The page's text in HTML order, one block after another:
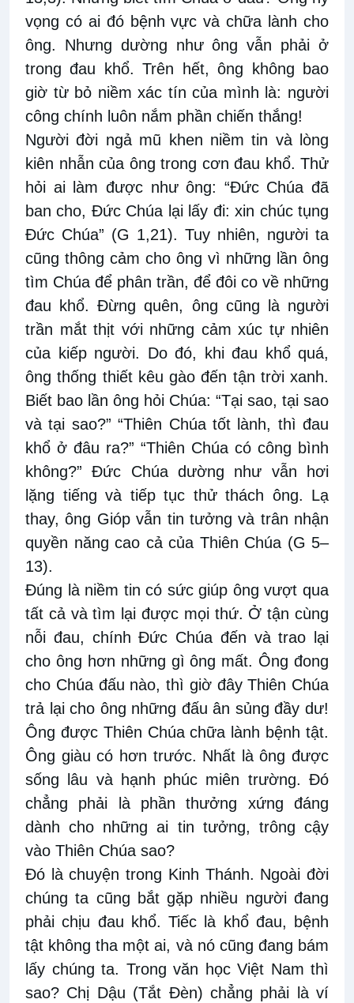
vọng có ai đó bệnh vực và chữa lành cho
ông. Nhưng dường như ông vẫn phải ở
trong đau khổ. Trên hết, ông không bao
giờ từ bỏ niềm xác tín của mình là: người
công chính luôn nắm phần chiến thắng!
Người đời ngả mũ khen niềm tin và lòng
kiên nhẫn của ông trong cơn đau khổ. Thử
hỏi ai làm được như ông: “Đức Chúa đã
ban cho, Đức Chúa lại lấy đi: xin chúc tụng
Đức Chúa” (G 1,21). Tuy nhiên, người ta
cũng thông cảm cho ông vì những lần ông
tìm Chúa để phân trần, để đôi co về những
đau khổ. Đừng quên, ông cũng là người
trần mắt thịt với những cảm xúc tự nhiên
của kiếp người. Do đó, khi đau khổ quá,
ông thống thiết kêu gào đến tận trời xanh.
Biết bao lần ông hỏi Chúa: “Tại sao, tại sao
và tại sao?” “Thiên Chúa tốt lành, thì đau
khổ ở đâu ra?” “Thiên Chúa có công bình
không?” Đức Chúa dường như vẫn hơi
lặng tiếng và tiếp tục thử thách ông. Lạ
thay, ông Gióp vẫn tin tưởng và trân nhận
quyền năng cao cả của Thiên Chúa (G 5–
13).
Đúng là niềm tin có sức giúp ông vượt qua
tất cả và tìm lại được mọi thứ. Ở tận cùng
nỗi đau, chính Đức Chúa đến và trao lại
cho ông hơn những gì ông mất. Ông đong
cho Chúa đấu nào, thì giờ đây Thiên Chúa
trả lại cho ông những đấu ân sủng đầy dư!
Ông được Thiên Chúa chữa lành bệnh tật.
Ông giàu có hơn trước. Nhất là ông được
sống lâu và hạnh phúc miên trường. Đó
chẳng phải là phần thưởng xứng đáng
dành cho những ai tin tưởng, trông cậy
vào Thiên Chúa sao?
Đó là chuyện trong Kinh Thánh. Ngoài đời
chúng ta cũng bắt gặp nhiều người đang
phải chịu đau khổ. Tiếc là khổ đau, bệnh
tật không tha một ai, và nó cũng đang bám
lấy chúng ta. Trong văn học Việt Nam thì
sao? Chị Dậu (Tắt Đèn) chẳng phải là ví